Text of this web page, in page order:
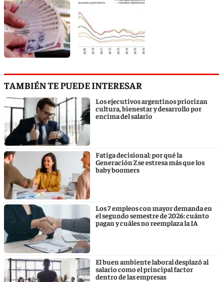
TAMBIÉN TE PUEDE INTERESAR
Los ejecutivos argentinos priorizan
cultura, bienestar y desarrollo por
encima del salario
Fatiga decisional: por qué la
Generación Z se estresa más que los
baby boomers
Los 7 empleos con mayor demanda en
el segundo semestre de 2026: cuánto
pagan y cuáles no reemplaza la IA
El buen ambiente laboral desplazó al
salario como el principal factor
dentro de las empresas